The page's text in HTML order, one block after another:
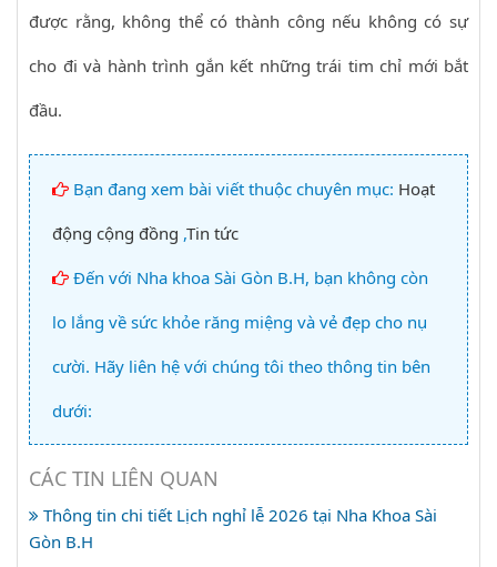
được rằng, không thể có thành công nếu không có sự
cho đi và hành trình gắn kết những trái tim chỉ mới bắt
đầu.
Bạn đang xem bài viết thuộc chuyên mục: Hoạt
động cộng đồng ,Tin tức
Đến với Nha khoa Sài Gòn B.H, bạn không còn
lo lắng về sức khỏe răng miệng và vẻ đẹp cho nụ
cười. Hãy liên hệ với chúng tôi theo thông tin bên
dưới:
CÁC TIN LIÊN QUAN
Thông tin chi tiết Lịch nghỉ lễ 2026 tại Nha Khoa Sài
Gòn B.H